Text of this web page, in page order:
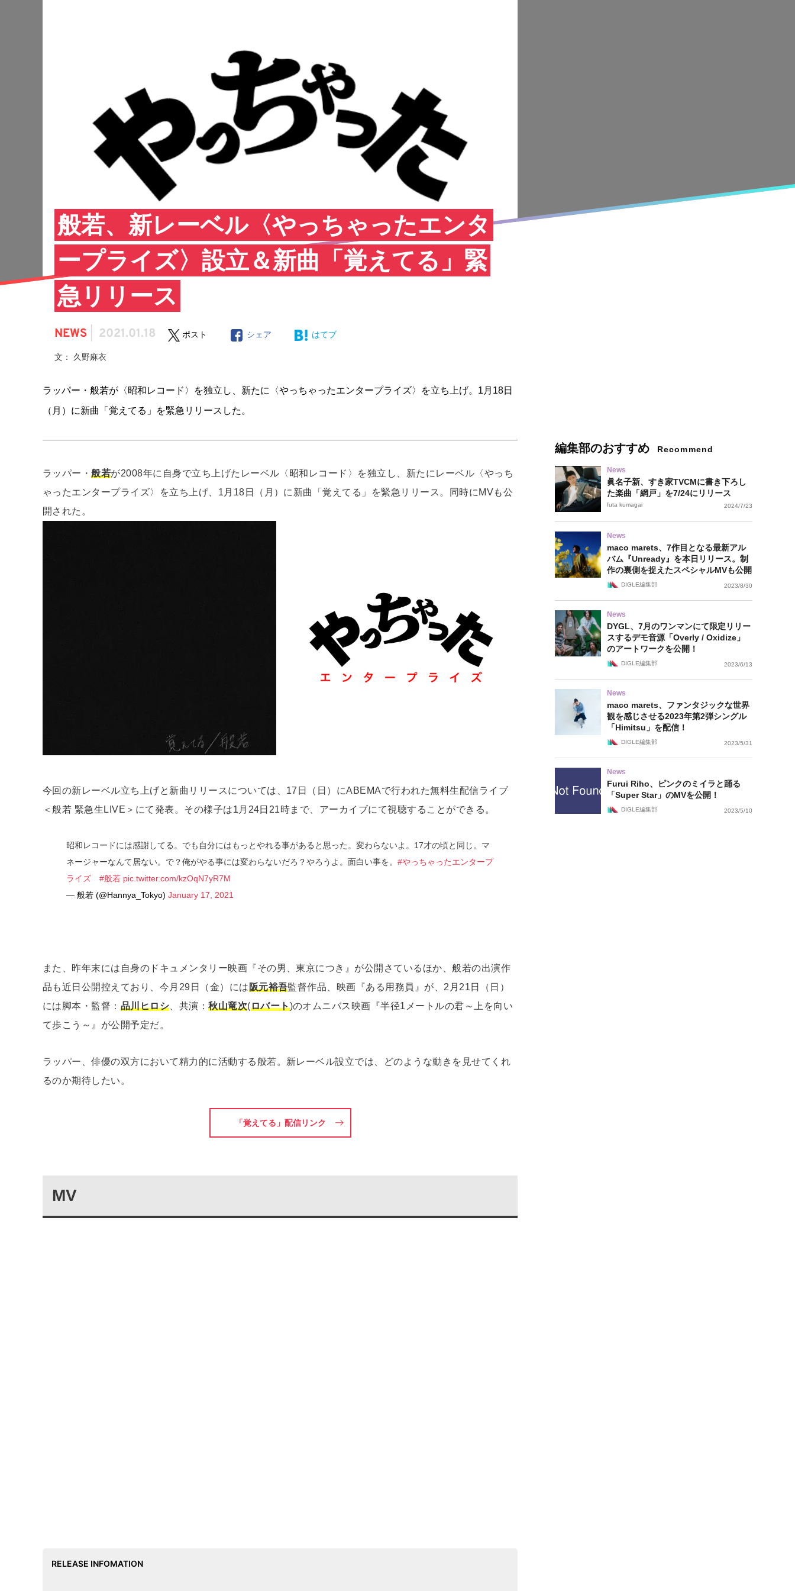
般若、新レーベル〈やっちゃったエンタ
ープライズ〉設立＆新曲「覚えてる」緊
急リリース
NEWS 2021.01.18 ポスト シェア はてブ
文： 久野麻衣
ラッパー・般若が〈昭和レコード〉を独立し、新たに〈やっちゃったエンタープライズ〉を立ち上げ。1月18日
（月）に新曲「覚えてる」を緊急リリースした。
ラッパー・般若が2008年に自身で立ち上げたレーベル〈昭和レコード〉を独立し、新たにレーベル〈やっち
ゃったエンタープライズ〉を立ち上げ、1月18日（月）に新曲「覚えてる」を緊急リリース。同時にMVも公
開された。
今回の新レーベル立ち上げと新曲リリースについては、17日（日）にABEMAで行われた無料生配信ライブ
＜般若 緊急生LIVE＞にて発表。その様子は1月24日21時まで、アーカイブにて視聴することができる。
昭和レコードには感謝してる。でも自分にはもっとやれる事があると思った。変わらないよ。17才の頃と同じ。マ
ネージャーなんて居ない。で？俺がやる事には変わらないだろ？やろうよ。面白い事を。 #やっちゃったエンタープ
ライズ
#般若 pic.twitter.com/kzOqN7yR7M
— 般若 (@Hannya_Tokyo) January 17, 2021
また、昨年末には自身のドキュメンタリー映画『その男、東京につき』が公開さているほか、般若の出演作
品も近日公開控えており、今月29日（金）には阪元裕吾監督作品、映画『ある用務員』が、2月21日（日）
には脚本・監督： 品川ヒロシ 、共演：秋山竜次(ロバート)のオムニバス映画『半径1メートルの君～上を向い
て歩こう～』が公開予定だ。
ラッパー、俳優の双方において精力的に活動する般若。新レーベル設立では、どのような動きを見せてくれ
るのか期待したい。
「覚えてる」配信リンク
MV
RELEASE INFOMATION
編集部のおすすめ Recommend
News
眞名子新、すき家TVCMに書き下ろし
た楽曲「網戸」を7/24にリリース
futa kumagai 2024/7/23
News
maco marets、7作目となる最新アル
バム『Unready』を本日リリース。制
作の裏側を捉えたスペシャルMVも公開
DIGLE編集部 2023/8/30
News
DYGL、7月のワンマンにて限定リリー
スするデモ音源「Overly / Oxidize」
のアートワークを公開！
DIGLE編集部 2023/6/13
News
maco marets、ファンタジックな世界
観を感じさせる2023年第2弾シングル
「Himitsu」を配信！
DIGLE編集部 2023/5/31
News
Furui Riho、ピンクのミイラと踊る
「Super Star」のMVを公開！
DIGLE編集部 2023/5/10